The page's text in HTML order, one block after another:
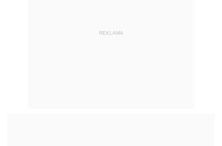
REKLAMA